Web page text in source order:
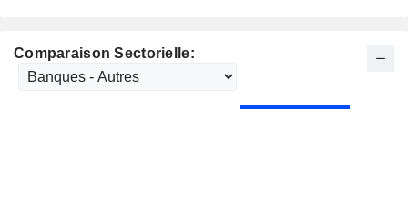
Comparaison Sectorielle: